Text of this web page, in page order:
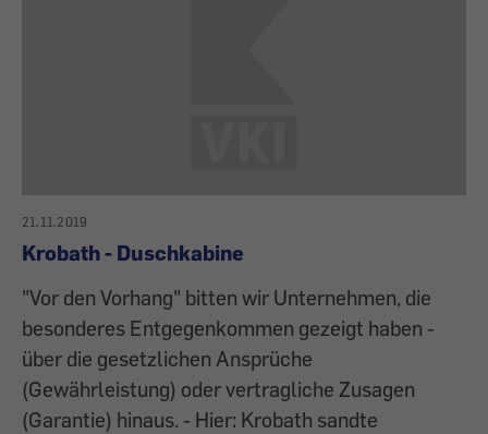
21.11.2019
Krobath - Duschkabine
"Vor den Vorhang" bitten wir Unternehmen, die
besonderes Entgegenkommen gezeigt haben -
über die gesetzlichen Ansprüche
(Gewährleistung) oder vertragliche Zusagen
(Garantie) hinaus. - Hier: Krobath sandte